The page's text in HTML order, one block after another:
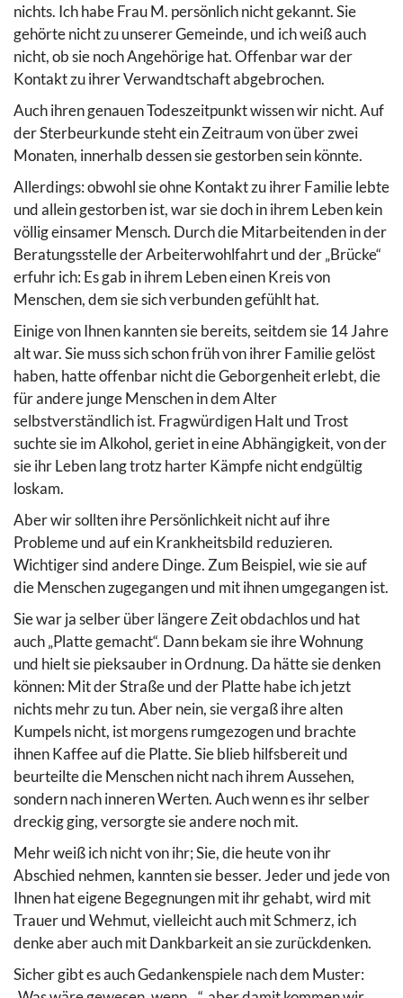
nichts. Ich habe Frau M. persönlich nicht gekannt. Sie
gehörte nicht zu unserer Gemeinde, und ich weiß auch
nicht, ob sie noch Angehörige hat. Offenbar war der
Kontakt zu ihrer Verwandtschaft abgebrochen.
Auch ihren genauen Todeszeitpunkt wissen wir nicht. Auf
der Sterbeurkunde steht ein Zeitraum von über zwei
Monaten, innerhalb dessen sie gestorben sein könnte.
Allerdings: obwohl sie ohne Kontakt zu ihrer Familie lebte
und allein gestorben ist, war sie doch in ihrem Leben kein
völlig einsamer Mensch. Durch die Mitarbeitenden in der
Beratungsstelle der Arbeiterwohlfahrt und der „Brücke“
erfuhr ich: Es gab in ihrem Leben einen Kreis von
Menschen, dem sie sich verbunden gefühlt hat.
Einige von Ihnen kannten sie bereits, seitdem sie 14 Jahre
alt war. Sie muss sich schon früh von ihrer Familie gelöst
haben, hatte offenbar nicht die Geborgenheit erlebt, die
für andere junge Menschen in dem Alter
selbstverständlich ist. Fragwürdigen Halt und Trost
suchte sie im Alkohol, geriet in eine Abhängigkeit, von der
sie ihr Leben lang trotz harter Kämpfe nicht endgültig
loskam.
Aber wir sollten ihre Persönlichkeit nicht auf ihre
Probleme und auf ein Krankheitsbild reduzieren.
Wichtiger sind andere Dinge. Zum Beispiel, wie sie auf
die Menschen zugegangen und mit ihnen umgegangen ist.
Sie war ja selber über längere Zeit obdachlos und hat
auch „Platte gemacht“. Dann bekam sie ihre Wohnung
und hielt sie pieksauber in Ordnung. Da hätte sie denken
können: Mit der Straße und der Platte habe ich jetzt
nichts mehr zu tun. Aber nein, sie vergaß ihre alten
Kumpels nicht, ist morgens rumgezogen und brachte
ihnen Kaffee auf die Platte. Sie blieb hilfsbereit und
beurteilte die Menschen nicht nach ihrem Aussehen,
sondern nach inneren Werten. Auch wenn es ihr selber
dreckig ging, versorgte sie andere noch mit.
Mehr weiß ich nicht von ihr; Sie, die heute von ihr
Abschied nehmen, kannten sie besser. Jeder und jede von
Ihnen hat eigene Begegnungen mit ihr gehabt, wird mit
Trauer und Wehmut, vielleicht auch mit Schmerz, ich
denke aber auch mit Dankbarkeit an sie zurückdenken.
Sicher gibt es auch Gedankenspiele nach dem Muster: